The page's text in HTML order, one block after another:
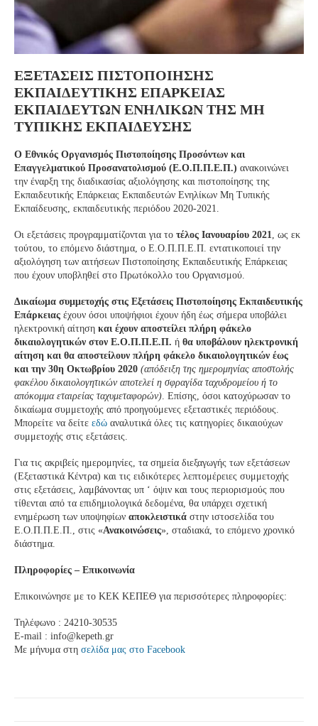
ΕΞΕΤΑΣΕΙΣ ΠΙΣΤΟΠΟΙΗΣΗΣ
ΕΚΠΑΙΔΕΥΤΙΚΗΣ ΕΠΑΡΚΕΙΑΣ
ΕΚΠΑΙΔΕΥΤΩΝ ΕΝΗΛΙΚΩΝ ΤΗΣ ΜΗ
ΤΥΠΙΚΗΣ ΕΚΠΑΙΔΕΥΣΗΣ
Ο Εθνικός Οργανισμός Πιστοποίησης Προσόντων και
Επαγγελματικού Προσανατολισμού (Ε.Ο.Π.Π.Ε.Π.) ανακοινώνει
την έναρξη της διαδικασίας αξιολόγησης και πιστοποίησης της
Εκπαιδευτικής Επάρκειας Εκπαιδευτών Ενηλίκων Μη Τυπικής
Εκπαίδευσης, εκπαιδευτικής περιόδου 2020-2021.
Οι εξετάσεις προγραμματίζονται για το τέλος Ιανουαρίου 2021, ως εκ
τούτου, το επόμενο διάστημα, ο Ε.Ο.Π.Π.Ε.Π. εντατικοποιεί την
αξιολόγηση των αιτήσεων Πιστοποίησης Εκπαιδευτικής Επάρκειας
που έχουν υποβληθεί στο Πρωτόκολλο του Οργανισμού.
Δικαίωμα συμμετοχής στις Εξετάσεις Πιστοποίησης Εκπαιδευτικής
Επάρκειας έχουν όσοι υποψήφιοι έχουν ήδη έως σήμερα υποβάλει
ηλεκτρονική αίτηση και έχουν αποστείλει πλήρη φάκελο
δικαιολογητικών στον Ε.Ο.Π.Π.Ε.Π. ή θα υποβάλουν ηλεκτρονική
αίτηση και θα αποστείλουν πλήρη φάκελο δικαιολογητικών έως
και την 30η Οκτωβρίου 2020 (απόδειξη της ημερομηνίας αποστολής
φακέλου δικαιολογητικών αποτελεί η σφραγίδα ταχυδρομείου ή το
απόκομμα εταιρείας ταχυμεταφορών). Επίσης, όσοι κατοχύρωσαν το
δικαίωμα συμμετοχής από προηγούμενες εξεταστικές περιόδους.
Μπορείτε να δείτε εδώ αναλυτικά όλες τις κατηγορίες δικαιούχων
συμμετοχής στις εξετάσεις.
Για τις ακριβείς ημερομηνίες, τα σημεία διεξαγωγής των εξετάσεων
(Εξεταστικά Κέντρα) και τις ειδικότερες λεπτομέρειες συμμετοχής
στις εξετάσεις, λαμβάνοντας υπ ‘ όψιν και τους περιορισμούς που
τίθενται από τα επιδημιολογικά δεδομένα, θα υπάρχει σχετική
ενημέρωση των υποψηφίων αποκλειστικά στην ιστοσελίδα του
Ε.Ο.Π.Π.Ε.Π., στις «Ανακοινώσεις», σταδιακά, το επόμενο χρονικό
διάστημα.
Πληροφορίες – Επικοινωνία
Επικοινώνησε με το ΚΕΚ ΚΕΠΕΘ για περισσότερες πληροφορίες:
Τηλέφωνο : 24210-30535
Ε-mail : info@kepeth.gr
Με μήνυμα στη σελίδα μας στο Facebook